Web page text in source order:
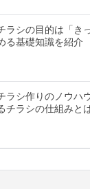
ラシの目的は「き
る基礎知識を紹介
ラシ作りのノウハ
チラシの仕組みと